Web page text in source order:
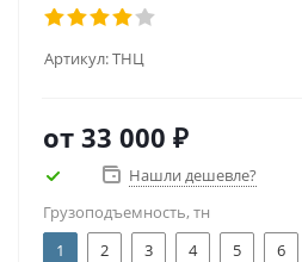
Артикул:ТНЦ
от 33 000 ₽
Нашли дешевле?
Грузоподъемность, тн
1
2 3 4 5 6